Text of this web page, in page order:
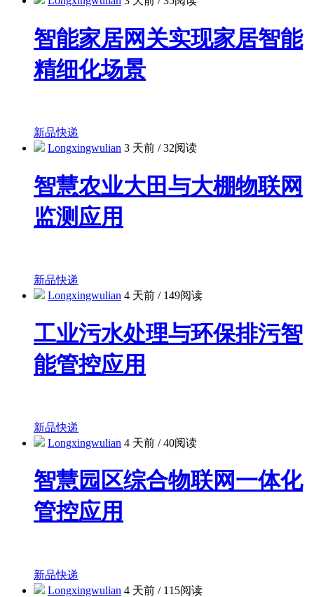
智能家居网关实现家居智能
精细化场景
新品快递
Longxingwulian 3 天前 /32阅读
智慧农业大田与大棚物联网
监测应用
新品快递
Longxingwulian 4 天前 /149阅读
工业污水处理与环保排污智
能管控应用
新品快递
Longxingwulian 4 天前 /40阅读
智慧园区综合物联网一体化
管控应用
新品快递
Longxingwulian 4 天前 /115阅读